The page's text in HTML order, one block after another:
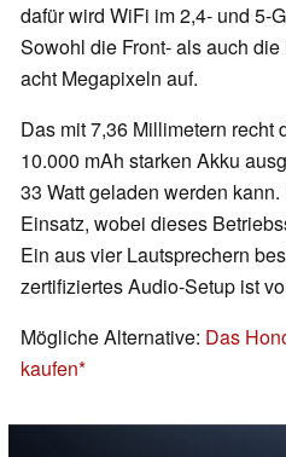
dafür wird WiFi im 2,4- und 5-
Sowohl die Front- als auch
acht Megapixeln auf.
Das mit 7,36 Millimetern recht
10.000 mAh starken Akku
33 Watt geladen werden
Einsatz, wobei dieses
Ein aus vier Lautsprechern
zertifiziertes Audio-Setup ist
Mögliche Alternative: Das
kaufen